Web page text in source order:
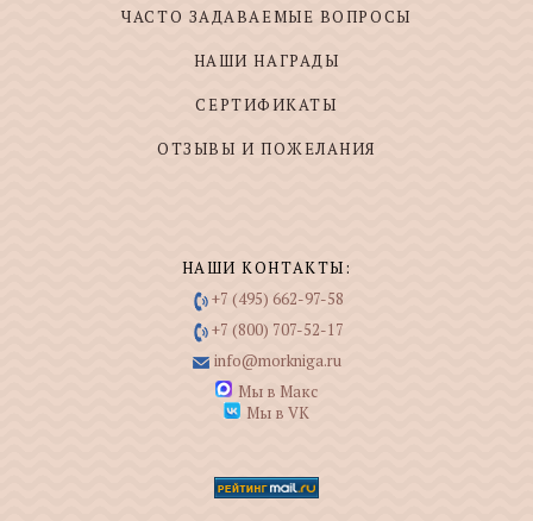
ЧАСТО ЗАДАВАЕМЫЕ ВОПРОСЫ
НАШИ НАГРАДЫ
СЕРТИФИКАТЫ
ОТЗЫВЫ И ПОЖЕЛАНИЯ
НАШИ КОНТАКТЫ:
+7 (495) 662-97-58
+7 (800) 707-52-17
info@morkniga.ru
Мы в Макс
Мы в VK